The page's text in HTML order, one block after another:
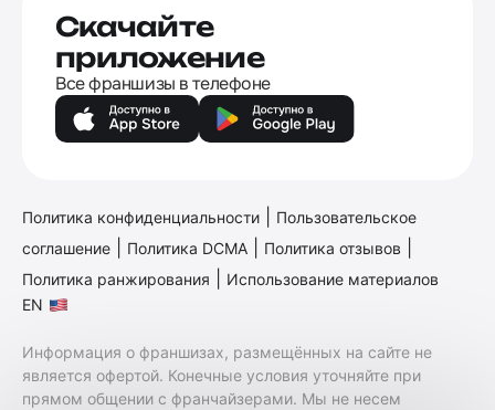
Скачайте
приложение
Все франшизы в телефоне
Политика конфиденциальности
Пользовательское
соглашение
Политика DCMA Политика отзывов
Политика ранжирования
Использование материалов
EN
Информация о франшизах, размещённых на сайте не
является офертой. Конечные условия уточняйте при
прямом общении с франчайзерами. Мы не несем